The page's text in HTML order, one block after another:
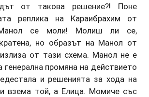
от такова решение?! Поне
реплика на Караибрахим от
се моли! Молиш ли се,
но образът на Манол от
от тази схема. Манол не е
генерална промяна на действието
и решенията за хода на
взема той, а Елица. Момиче със